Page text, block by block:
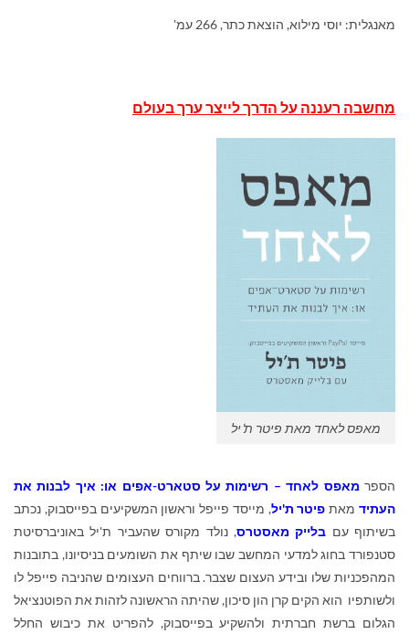
מאנגלית: יוסי מילוא, הוצאת כתר, 266 עמ'
מחשבה רעננה על הדרך לייצר ערך בעולם
מאפס לאחד מאת פיטר ת'יל
הספר מאפס לאחד – רשימות על סטארט-אפים או: איך לבנות את
העתיד מאת פיטר ת'יל, מייסד פייפל וראשון המשקיעים בפייסבוק, נכתב
בשיתוף עם בלייק מאסטרס, נולד מקורס שהעביר ת'יל באוניברסיטת
סטנפורד בחוג למדעי המחשב שבו שיתף את השומעים בניסיונו, בתובנות
המהפכניות שלו ובידע העצום שצבר. ברווחים העצומים שהניבה פייפל לו
ולשותפיו הוא הקים קרן הון סיכון, שהיתה הראשונה לזהות את הפוטנציאל
הגלום ברשת חברתית ולהשקיע בפייסבוק, להפריט את כיבוש החלל